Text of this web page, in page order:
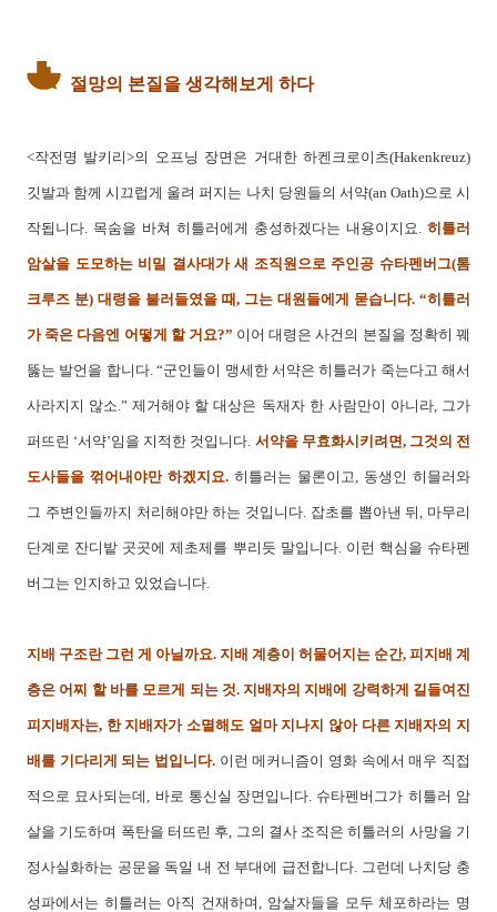
절망의 본질을 생각해보게 하다
<작전명 발키리>의 오프닝 장면은 거대한 하켄크로이츠(Hakenkreuz)
깃발과 함께 시끄럽게 울려 퍼지는 나치 당원들의 서약(an Oath)으로 시
작됩니다. 목숨을 바쳐 히틀러에게 충성하겠다는 내용이지요. 히틀러
암살을 도모하는 비밀 결사대가 새 조직원으로 주인공 슈타펜버그(톰
크루즈 분) 대령을 불러들였을 때, 그는 대원들에게 묻습니다. “히틀러
가 죽은 다음엔 어떻게 할 거요?” 이어 대령은 사건의 본질을 정확히 꿰
뚫는 발언을 합니다. “군인들이 맹세한 서약은 히틀러가 죽는다고 해서
사라지지 않소.” 제거해야 할 대상은 독재자 한 사람만이 아니라, 그가
퍼뜨린 ‘서약’임을 지적한 것입니다. 서약을 무효화시키려면, 그것의 전
도사들을 꺾어내야만 하겠지요. 히틀러는 물론이고, 동생인 히믈러와
그 주변인들까지 처리해야만 하는 것입니다. 잡초를 뽑아낸 뒤, 마무리
단계로 잔디밭 곳곳에 제초제를 뿌리듯 말입니다. 이런 핵심을 슈타펜
버그는 인지하고 있었습니다.
지배 구조란 그런 게 아닐까요. 지배 계층이 허물어지는 순간, 피지배 계
층은 어찌 할 바를 모르게 되는 것. 지배자의 지배에 강력하게 길들여진
피지배자는, 한 지배자가 소멸해도 얼마 지나지 않아 다른 지배자의 지
배를 기다리게 되는 법입니다. 이런 메커니즘이 영화 속에서 매우 직접
적으로 묘사되는데, 바로 통신실 장면입니다. 슈타펜버그가 히틀러 암
살을 기도하며 폭탄을 터뜨린 후, 그의 결사 조직은 히틀러의 사망을 기
정사실화하는 공문을 독일 내 전 부대에 급전합니다. 그런데 나치당 충
성파에서는 히틀러는 아직 건재하며, 암살자들을 모두 체포하라는 명